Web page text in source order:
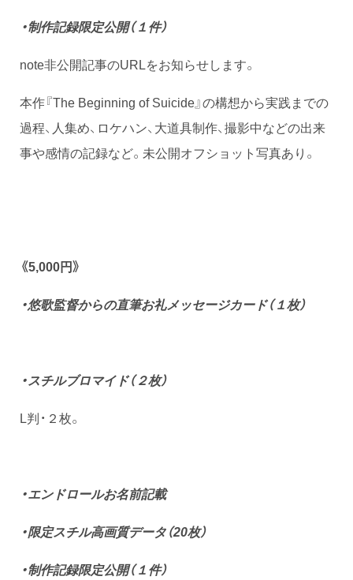
・制作記録限定公開（１件）
note非公開記事のURLをお知らせします。
本作『The Beginning of Suicide』の構想から実践までの
過程、人集め、ロケハン、大道具制作、撮影中などの出来
事や感情の記録など。未公開オフショット写真あり。
《5,000円》
・悠歌監督からの直筆お礼メッセージカード（１枚）
・スチルブロマイド（２枚）
L判・２枚。
・エンドロールお名前記載
・限定スチル高画質データ（20枚）
・制作記録限定公開（１件）